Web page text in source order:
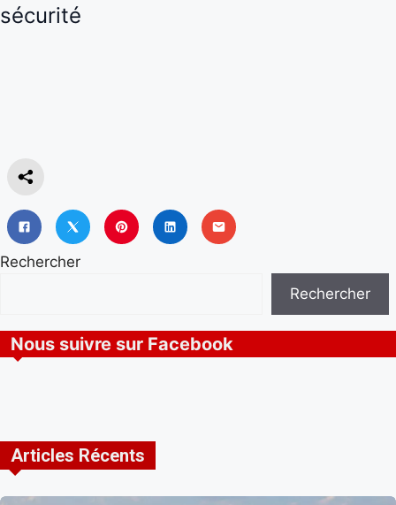
sécurité
Rechercher
Rechercher
Nous suivre sur Facebook
Articles Récents